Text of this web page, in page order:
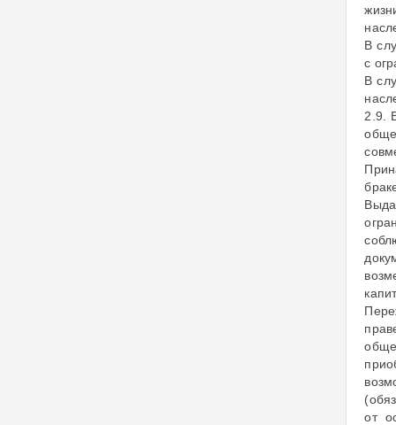
В
с
В
2.9.
от